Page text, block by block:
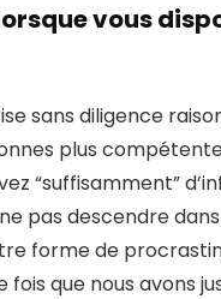
vous
sans diligence
plus
“suffisamment”
pas descendre
forme de
fois que nous avons